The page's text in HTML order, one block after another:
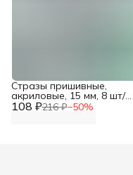
108 ₽216 ₽−50%
Стразы пришивные,
акриловые, 15 мм, 8 шт/
упак (круглые),